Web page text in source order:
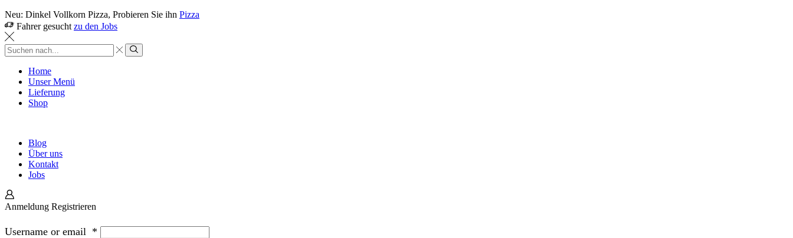
Neu: Dinkel Vollkorn Pizza, Probieren Sie ihn Pizza
Fahrer gesucht zu den Jobs
Sucheingabe
Suche
Home
Unser Menü
Lieferung
Shop
Blog
Über uns
Kontakt
Jobs
Anmeldung Registrieren
Username or email *